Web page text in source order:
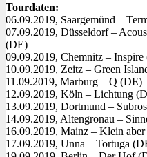
Tourdaten:
06.09.2019, Saargemünd –
07.09.2019, Düsseldorf –
(DE)
09.09.2019, Chemnitz –
10.09.2019, Zeitz – Green
11.09.2019, Marburg – Q (DE)
12.09.2019, Köln – Lichtung
13.09.2019, Dortmund –
14.09.2019, Altengronau –
16.09.2019, Mainz – Klein
17.09.2019, Unna – Tortuga